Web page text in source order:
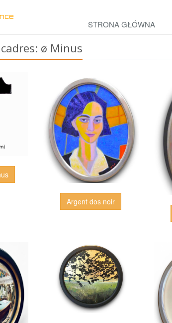
STRONA GŁÓWNA
ø Minus
Argent dos noir